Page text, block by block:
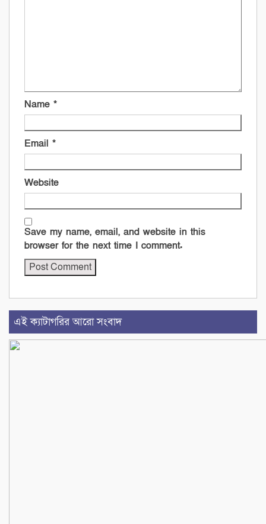
Name *
Email *
Website
Save my name, email, and website in this
browser for the next time I comment.
এই ক্যাটাগরির আরো সংবাদ